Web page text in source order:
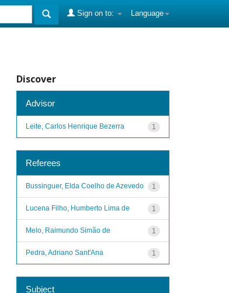
Language
Sign on to:
Discover
Advisor
1
Leite, Carlos Henrique Bezerra
Referees
1
Bussinguer, Elda Coelho de Azevedo
1
Lucena Filho, Humberto Lima de
1
Melo, Raimundo Simão de
1
Pedra, Adriano Sant'Ana
Subject